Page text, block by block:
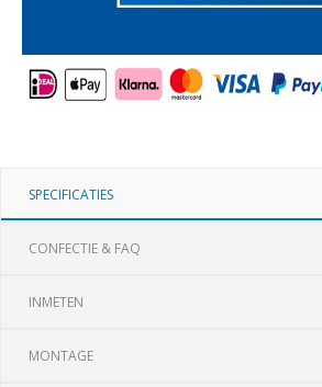
SPECIFICATIES
CONFECTIE & FAQ
INMETEN
MONTAGE